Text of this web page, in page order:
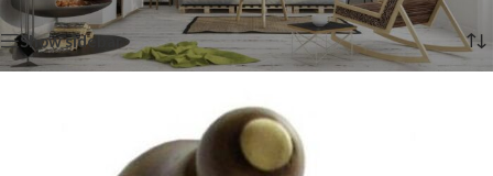
Show sidebar